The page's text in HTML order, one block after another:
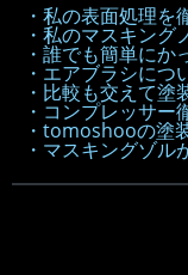
・私の表面処理を
・私のマスキング
・誰でも簡単にか
・エアブラシにつ
・比較も交えて塗
・コンプレッサー
・tomoshooの塗
・マスキングゾル